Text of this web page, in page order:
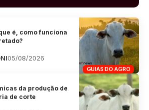
GUIAS DO AGRO
é, como funciona
05/08/2026
da produção de
de corte